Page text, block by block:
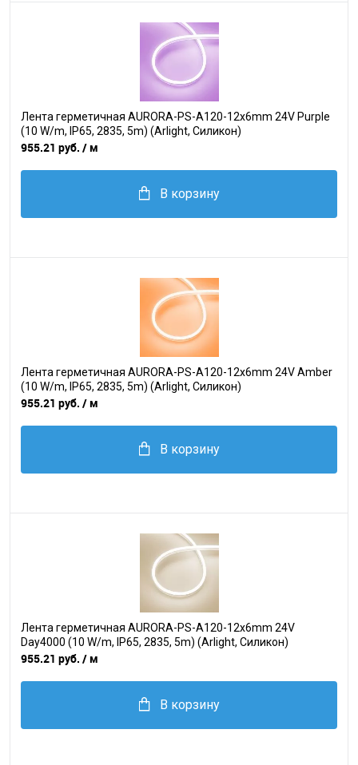
Лента герметичная AURORA-PS-A120-12x6mm 24V Purple
(10 W/m, IP65, 2835, 5m) (Arlight, Силикон)
955.21 руб. / м
В корзину
Лента герметичная AURORA-PS-A120-12x6mm 24V Amber
(10 W/m, IP65, 2835, 5m) (Arlight, Силикон)
955.21 руб. / м
В корзину
Лента герметичная AURORA-PS-A120-12x6mm 24V
Day4000 (10 W/m, IP65, 2835, 5m) (Arlight, Силикон)
955.21 руб. / м
В корзину